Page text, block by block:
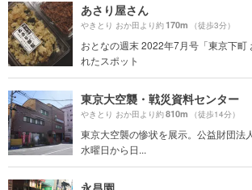
あさり屋さん
やきとり おか田より約170m （徒歩3分）
おとなの週末 2022年7月号「東京下町
れたスポット
東京大空襲・戦災資料センター
やきとり おか田より約810m （徒歩14分）
東京大空襲の惨状を展示。公益財団法
水曜日から日...